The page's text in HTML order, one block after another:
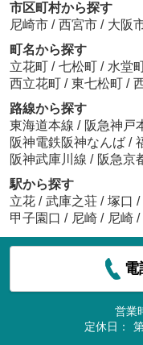
市区町村から探す
尼崎市 / 西宮市 / 大阪
町名から探す
立花町 / 七松町 / 水堂
西立花町 / 東七松町 /
路線から探す
東海道本線 / 阪急神戸
阪神電鉄阪神なんば /
阪神武庫川線 / 阪急京
駅から探す
立花 / 武庫之荘 / 塚口 /
甲子園口 / 尼崎 / 尼崎 /
電
営業
定休日：